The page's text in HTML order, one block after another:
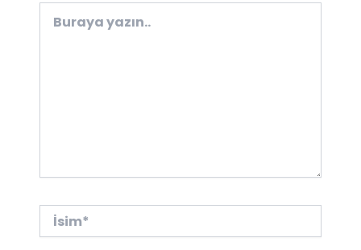
yazın..
İsim*